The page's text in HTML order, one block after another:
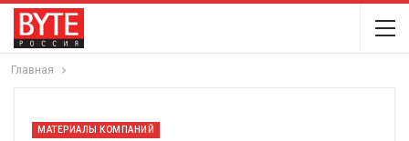
Главная
МАТЕРИАЛЫ КОМПАНИЙ